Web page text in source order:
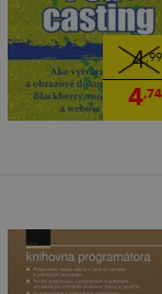
4,99
4,74